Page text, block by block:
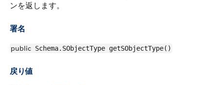
ンを返します。
署名
public Schema.SObjectType getSObjectType()
戻り値